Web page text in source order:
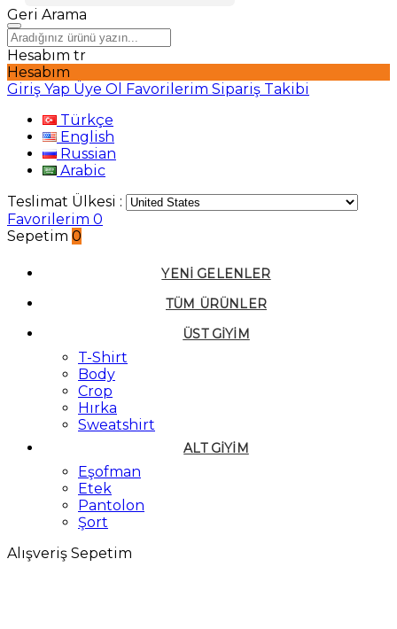
Geri Arama
Hesabım tr
Hesabım
Giriş Yap Üye Ol Favorilerim Sipariş Takibi
Türkçe
English
Russian
Arabic
Teslimat Ülkesi :
Favorilerim 0
Sepetim 0
YENI GELENLER
TÜM ÜRÜNLER
ÜST GIYIM
T-Shirt
Body
Crop
Hırka
Sweatshirt
ALT GIYIM
Eşofman
Etek
Pantolon
Şort
Alışveriş Sepetim